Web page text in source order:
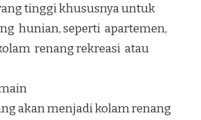
tinggi khususnya untuk
hunian, seperti apartemen,
renang rekreasi atau
akan menjadi kolam renang